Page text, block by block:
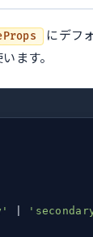
にデフ
ます。